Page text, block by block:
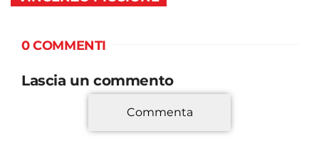
0 COMMENTI
Lascia un commento
*
Commenta